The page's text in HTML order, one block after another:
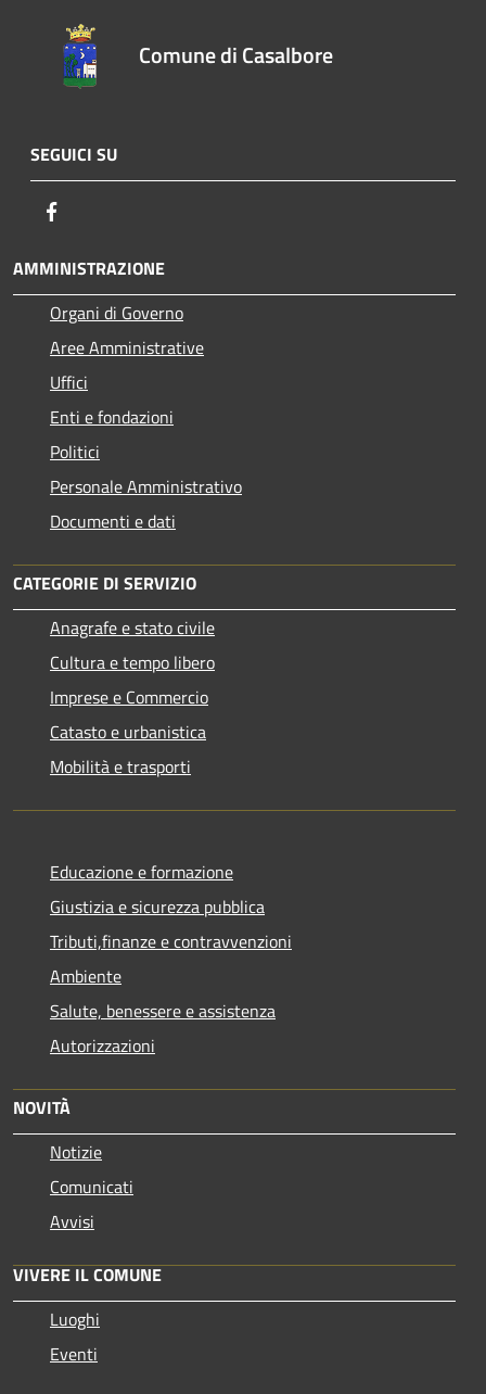
Comune di Casalbore
SEGUICI SU
AMMINISTRAZIONE
Organi di Governo
Aree Amministrative
Uffici
Enti e fondazioni
Politici
Personale Amministrativo
Documenti e dati
CATEGORIE DI SERVIZIO
Anagrafe e stato civile
Cultura e tempo libero
Imprese e Commercio
Catasto e urbanistica
Mobilità e trasporti
Educazione e formazione
Giustizia e sicurezza pubblica
Tributi,finanze e contravvenzioni
Ambiente
Salute, benessere e assistenza
Autorizzazioni
NOVITÀ
Notizie
Comunicati
Avvisi
VIVERE IL COMUNE
Luoghi
Eventi